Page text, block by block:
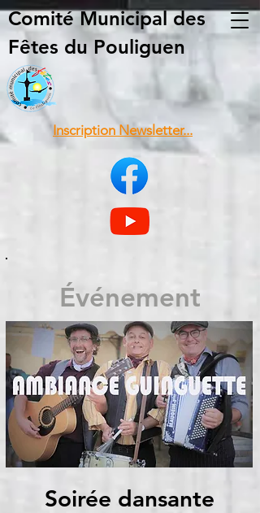
Comité Municipaldes
Fêtes du Pouliguen
Inscription Newsletter...
Événement
Soirée dansante